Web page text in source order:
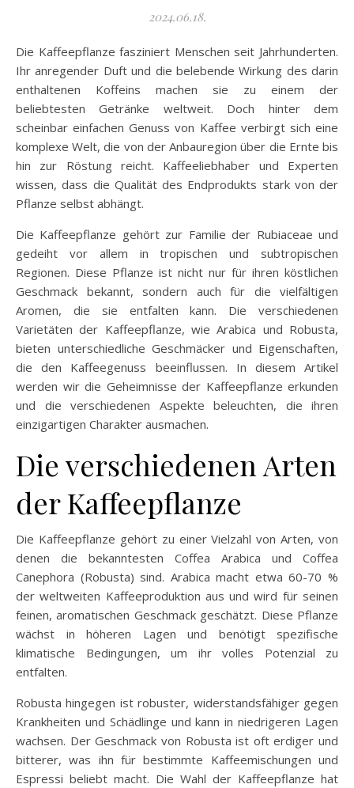
2024.06.18.
Die Kaffeepflanze fasziniert Menschen seit Jahrhunderten.
Ihr anregender Duft und die belebende Wirkung des darin
enthaltenen Koffeins machen sie zu einem der
beliebtesten Getränke weltweit. Doch hinter dem
scheinbar einfachen Genuss von Kaffee verbirgt sich eine
komplexe Welt, die von der Anbauregion über die Ernte bis
hin zur Röstung reicht. Kaffeeliebhaber und Experten
wissen, dass die Qualität des Endprodukts stark von der
Pflanze selbst abhängt.
Die Kaffeepflanze gehört zur Familie der Rubiaceae und
gedeiht vor allem in tropischen und subtropischen
Regionen. Diese Pflanze ist nicht nur für ihren köstlichen
Geschmack bekannt, sondern auch für die vielfältigen
Aromen, die sie entfalten kann. Die verschiedenen
Varietäten der Kaffeepflanze, wie Arabica und Robusta,
bieten unterschiedliche Geschmäcker und Eigenschaften,
die den Kaffeegenuss beeinflussen. In diesem Artikel
werden wir die Geheimnisse der Kaffeepflanze erkunden
und die verschiedenen Aspekte beleuchten, die ihren
einzigartigen Charakter ausmachen.
Die verschiedenen Arten
der Kaffeepflanze
Die Kaffeepflanze gehört zu einer Vielzahl von Arten, von
denen die bekanntesten Coffea Arabica und Coffea
Canephora (Robusta) sind. Arabica macht etwa 60-70 %
der weltweiten Kaffeeproduktion aus und wird für seinen
feinen, aromatischen Geschmack geschätzt. Diese Pflanze
wächst in höheren Lagen und benötigt spezifische
klimatische Bedingungen, um ihr volles Potenzial zu
entfalten.
Robusta hingegen ist robuster, widerstandsfähiger gegen
Krankheiten und Schädlinge und kann in niedrigeren Lagen
wachsen. Der Geschmack von Robusta ist oft erdiger und
bitterer, was ihn für bestimmte Kaffeemischungen und
Espressi beliebt macht. Die Wahl der Kaffeepflanze hat